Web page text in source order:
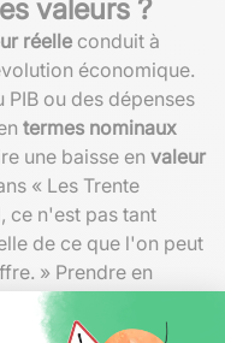
valeurs ?
réelle conduit à
économique.
ou des dépenses
termes nominaux
une baisse en valeur
« Les Trente
ce n'est pas tant
de ce que l'on peut
» Prendre en
des prix